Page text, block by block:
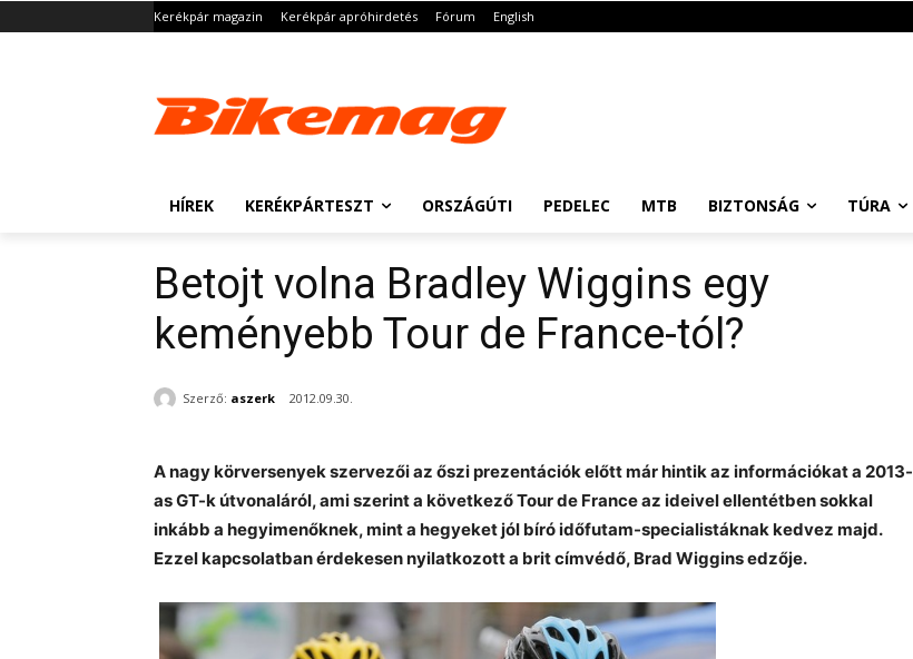
Kerékpár magazin Kerékpár apróhirdetés Fórum English
HÍREK KERÉKPÁRTESZT ORSZÁGÚTI PEDELEC MTB BIZTONSÁG TÚRA
Betojt volna Bradley Wiggins egy
keményebb Tour de France-tól?
Szerző: aszerk 2012.09.30.
A nagy körversenyek szervezői az őszi prezentációk előtt már hintik az információkat a 2013-
as GT-k útvonaláról, ami szerint a következő Tour de France az ideivel ellentétben sokkal
inkább a hegyimenőknek, mint a hegyeket jól bíró időfutam-specialistáknak kedvez majd.
Ezzel kapcsolatban érdekesen nyilatkozott a brit címvédő, Brad Wiggins edzője.